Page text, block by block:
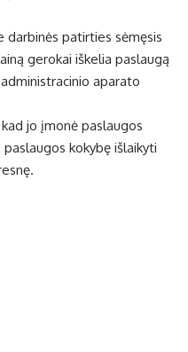
patirties sėmęsis
gerokai iškelia paslaugą
aparato
jo įmonė paslaugos
kokybę išlaikyti